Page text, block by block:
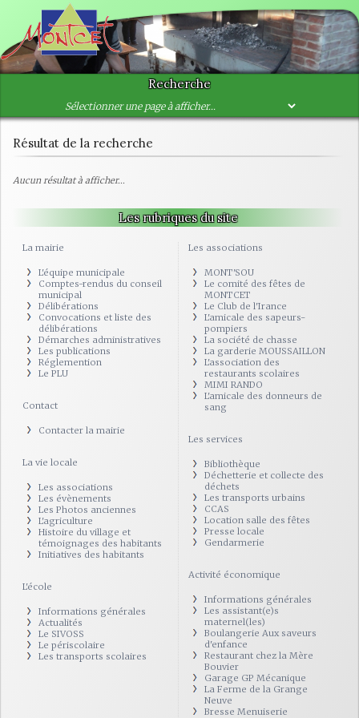
Recherche
Résultat de la recherche
Aucun résultat à afficher...
Les rubriques du site
La mairie
L'équipe municipale
Comptes-rendus du conseil
municipal
Délibérations
Convocations et liste des
délibérations
Démarches administratives
Les publications
Réglemention
Le PLU
Contact
Contacter la mairie
La vie locale
Les associations
Les évènements
Les Photos anciennes
L'agriculture
Histoire du village et
témoignages des habitants
Initiatives des habitants
L'école
Informations générales
Actualités
Le SIVOSS
Le périscolaire
Les transports scolaires
Les associations
MONT'SOU
Le comité des fêtes de
MONTCET
Le Club de l'Irance
L'amicale des sapeurs-
pompiers
La société de chasse
La garderie MOUSSAILLON
L'association des
restaurants scolaires
MIMI RANDO
L'amicale des donneurs de
sang
Les services
Bibliothèque
Déchetterie et collecte des
déchets
Les transports urbains
CCAS
Location salle des fêtes
Presse locale
Gendarmerie
Activité économique
Informations générales
Les assistant(e)s
maternel(les)
Boulangerie Aux saveurs
d'enfance
Restaurant chez la Mère
Bouvier
Garage GP Mécanique
La Ferme de la Grange
Neuve
Bresse Menuiserie